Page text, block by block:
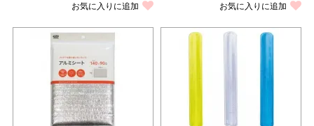
お気に入りに追加 お気に入りに追加